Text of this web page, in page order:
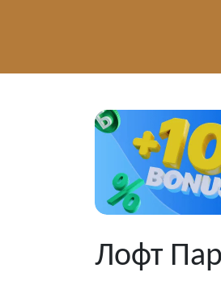
Лофт